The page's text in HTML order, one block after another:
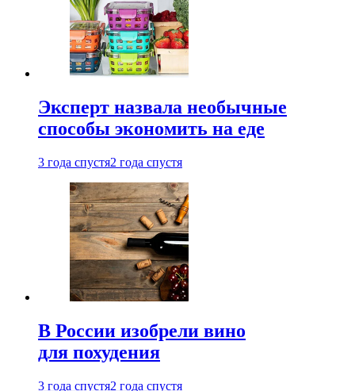
Эксперт назвала необычные
способы экономить на еде
3 года спустя2 года спустя
В России изобрели вино
для похудения
3 года спустя2 года спустя